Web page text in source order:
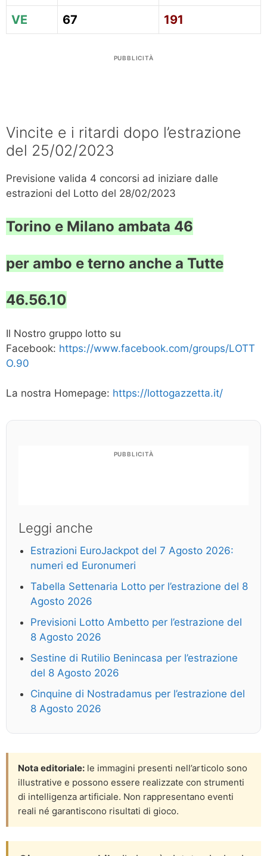
VE
67 191
PUBBLICITÀ
Vincite e i ritardi dopo l’estrazione
del 25/02/2023
Previsione valida 4 concorsi ad iniziare dalle
estrazioni del Lotto del 28/02/2023
Torino e Milano ambata 46
per ambo e terno anche a Tutte
46.56.10
Il Nostro gruppo lotto su
Facebook: https://www.facebook.com/groups/LOTT
O.90
La nostra Homepage: https://lottogazzetta.it/
PUBBLICITÀ
Leggi anche
Estrazioni EuroJackpot del 7 Agosto 2026:
numeri ed Euronumeri
Tabella Settenaria Lotto per l’estrazione del 8
Agosto 2026
Previsioni Lotto Ambetto per l’estrazione del
8 Agosto 2026
Sestine di Rutilio Benincasa per l’estrazione
del 8 Agosto 2026
Cinquine di Nostradamus per l’estrazione del
8 Agosto 2026
Nota editoriale: le immagini presenti nell’articolo sono
illustrative e possono essere realizzate con strumenti
di intelligenza artificiale. Non rappresentano eventi
reali né garantiscono risultati di gioco.